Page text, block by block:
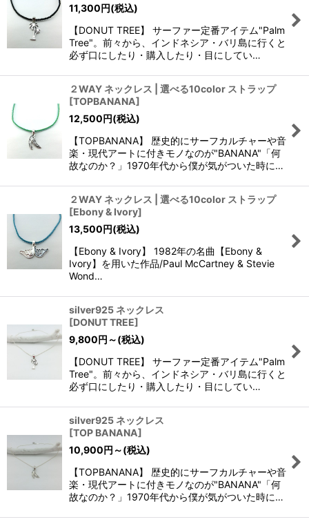
11,300円(税込)
【DONUT TREE】 サーファー定番アイテム"Palm
Tree"。前々から、インドネシア・バリ島に行くと
必ず口にしたり・購入したり・目にしてい…
２WAY ネックレス | 選べる10color ストラップ
[TOPBANANA]
12,500円(税込)
【TOPBANANA】 歴史的にサーフカルチャーや音
楽・現代アートに付きモノなのが"BANANA"「何
故なのか？」1970年代から僕が気がついた時に…
２WAY ネックレス | 選べる10color ストラップ
[Ebony & Ivory]
13,500円(税込)
【Ebony & Ivory】 1982年の名曲【Ebony &
Ivory】を用いた作品/Paul McCartney & Stevie
Wond…
silver925 ネックレス
[DONUT TREE]
9,800円 ～(税込)
【DONUT TREE】 サーファー定番アイテム"Palm
Tree"。前々から、インドネシア・バリ島に行くと
必ず口にしたり・購入したり・目にしてい…
silver925 ネックレス
[TOP BANANA]
10,900円 ～(税込)
【TOPBANANA】 歴史的にサーフカルチャーや音
楽・現代アートに付きモノなのが"BANANA"「何
故なのか？」1970年代から僕が気がついた時に…